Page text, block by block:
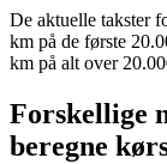
De aktuelle takster
km på de første
km på alt over
Forskellige
beregne